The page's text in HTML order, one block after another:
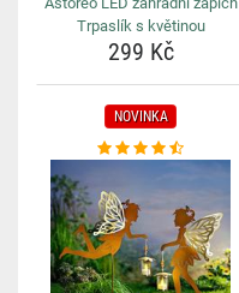
Trpaslík s květinou
299 Kč
NOVINKA